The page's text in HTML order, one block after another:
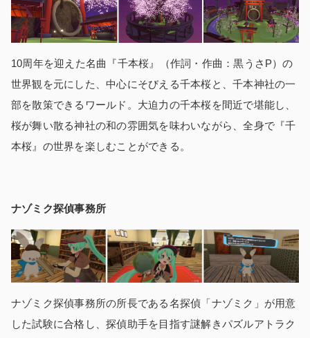
10周年を迎えた名曲『千本桜』（作詞・作曲：黒うさP）の
世界観を元にした、中心にそびえる千本桜と、千本神社の一
部を散策できるワールド。大迫力の千本桜を間近で堪能し、
桜が舞い散る神社の和の雰囲気を味わいながら、全身で『千
本桜』の世界を楽しむことができる。
ナゾミク探偵事務所
ナゾミク探偵事務所の所長である名探偵「ナゾミク」が用意
した試験に合格し、探偵助手を目指す謎解きパズルアトラク